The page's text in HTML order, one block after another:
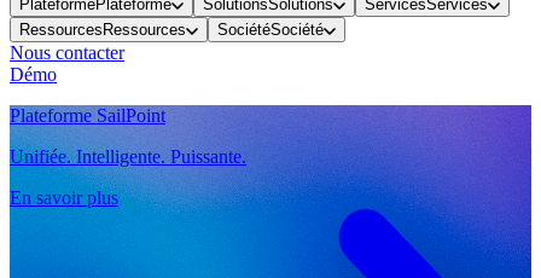
PlateformePlateforme SolutionsSolutions ServicesServices
Ressources Ressources SociétéSociété
Nous contacter
Démo
Plateforme SailPoint
Unifiée. Intelligente. Puissante.
En savoir plus